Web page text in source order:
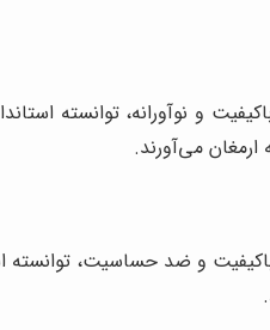
و نوآورانه، توانسته
می‌آورند.
باکیفیت و ضد حساسیت،